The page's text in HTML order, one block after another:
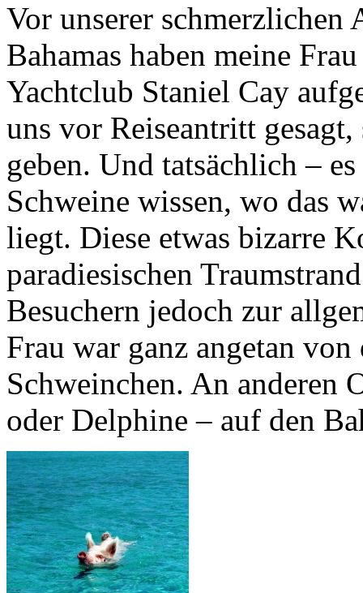
Vor unserer schmerzlichen
Bahamas haben meine
Yachtclub Staniel Cay
uns vor Reiseantritt
geben. Und tatsächlich –
Schweine wissen, wo das
liegt. Diese etwas bizarre
paradiesischen
Besuchern jedoch zur
Frau war ganz angetan
Schweinchen. An anderen
oder Delphine – auf den